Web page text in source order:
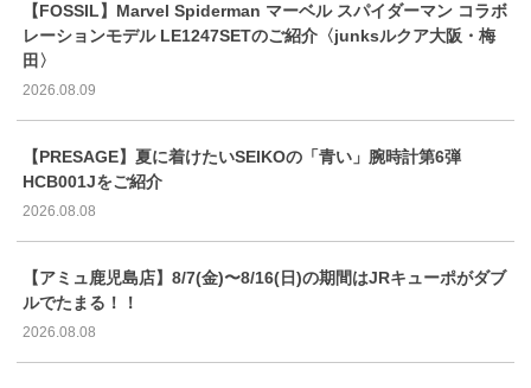
【FOSSIL】Marvel Spiderman マーベル スパイダーマン コラボ
レーションモデル LE1247SETのご紹介〈junksルクア大阪・梅
田〉
2026.08.09
【PRESAGE】夏に着けたいSEIKOの「青い」腕時計第6弾
HCB001Jをご紹介
2026.08.08
【アミュ鹿児島店】8/7(金)〜8/16(日)の期間はJRキューポがダブ
ルでたまる！！
2026.08.08